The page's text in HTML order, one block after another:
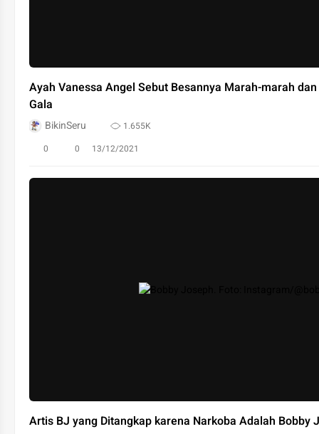
Ayah Vanessa Angel Sebut Besannya Marah-marah
Gala
BikinSeru
1.655K
0
0 13/12/2021
Artis BJ yang Ditangkap karena Narkoba Adalah Bobby